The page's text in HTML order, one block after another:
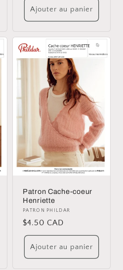
Ajouter au panier
Patron Cache-coeur
Henriette
Distributeur :
PATRON PHILDAR
Prix
habituel
$4.50 CAD
Ajouter au panier